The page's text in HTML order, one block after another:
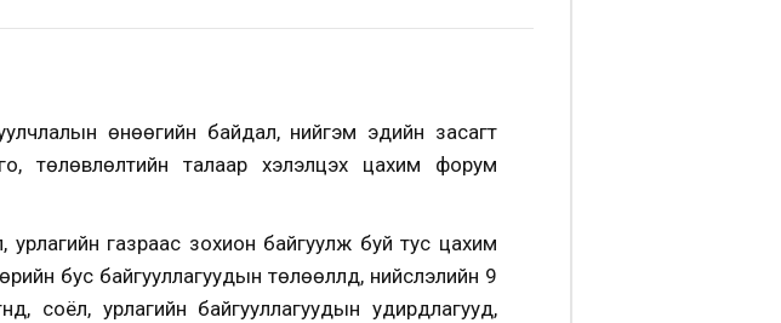
өнөөгийн байдал, нийгэм эдийн засагт
төлөвлөлтийн талаар хэлэлцэх цахим форум
газраас зохион байгуулж буй тус цахим
бус байгууллагуудын төлөөллүүд, нийслэлийн 9
соёл, урлагийн байгууллагуудын удирдлагууд,